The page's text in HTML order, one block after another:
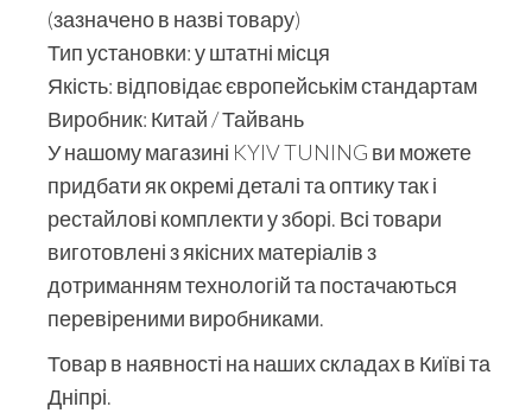
(зазначено в назві товару)
Тип установки: у штатні місця
Якість: відповідає європейськім стандартам
Виробник: Китай / Тайвань
У нашому магазині KYIV TUNING ви можете
придбати як окремі деталі та оптику так і
рестайлові комплекти у зборі. Всі товари
виготовлені з якісних матеріалів з
дотриманням технологій та постачаються
перевіреними виробниками.
Товар в наявності на наших складах в Київі та
Дніпрі.